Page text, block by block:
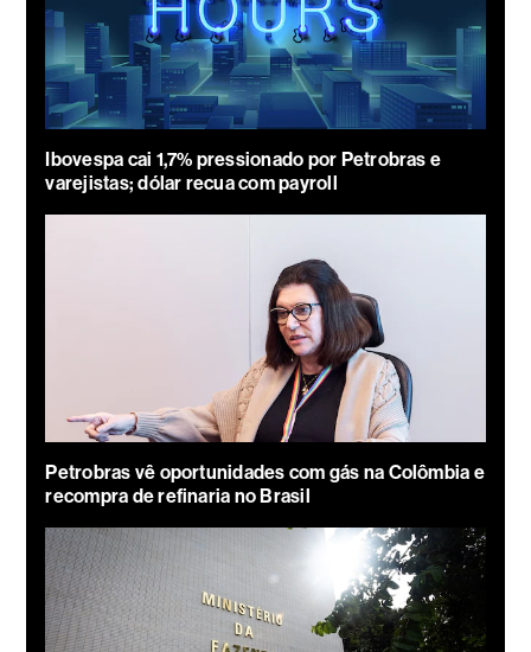
Ibovespa cai 1,7% pressionado por Petrobras e
varejistas; dólar recua com payroll
Petrobras vê oportunidades com gás na Colômbia e
recompra de refinaria no Brasil